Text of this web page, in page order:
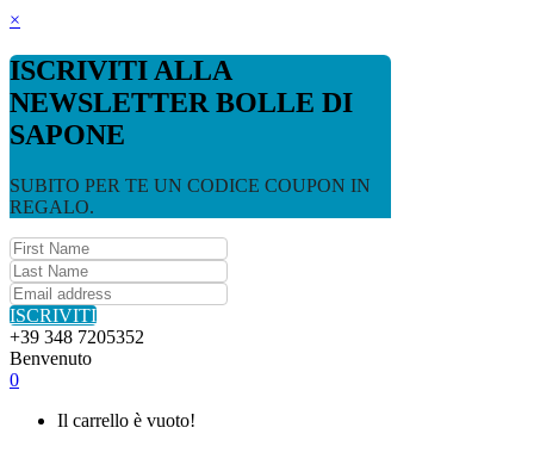
×
ISCRIVITI ALLA
NEWSLETTER BOLLE DI
SAPONE
SUBITO PER TE UN CODICE COUPON IN
REGALO.
ISCRIVITI
+39 348 7205352
Benvenuto
0
Il carrello è vuoto!